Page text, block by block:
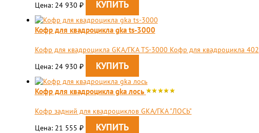
Цена: 24 930 ₽
Кофр для квадроцикла gka ts-3000
Кофр для квадроцикла GKA/ГКА TS-3000 Кофр для квадроцикла 402
Цена: 24 930 ₽
Кофр для квадроцикла gka лось
​Кофр задний для квадроциклов GKA/ГКА "ЛОСЬ"
Цена: 21 555 ₽